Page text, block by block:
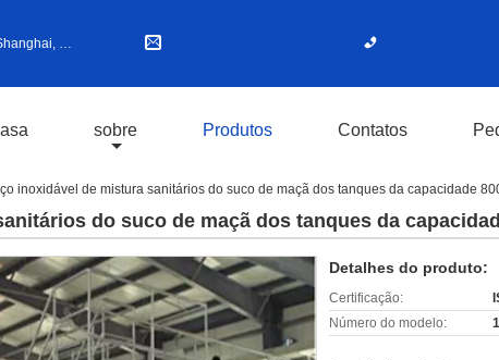
China
sobre Produtos Contatos
inoxidável de mistura sanitários do suco de maçã dos tanques da capacidade
do suco de maçã dos tanques da
Detalhes do produto:
Certificação:
Número do modelo: